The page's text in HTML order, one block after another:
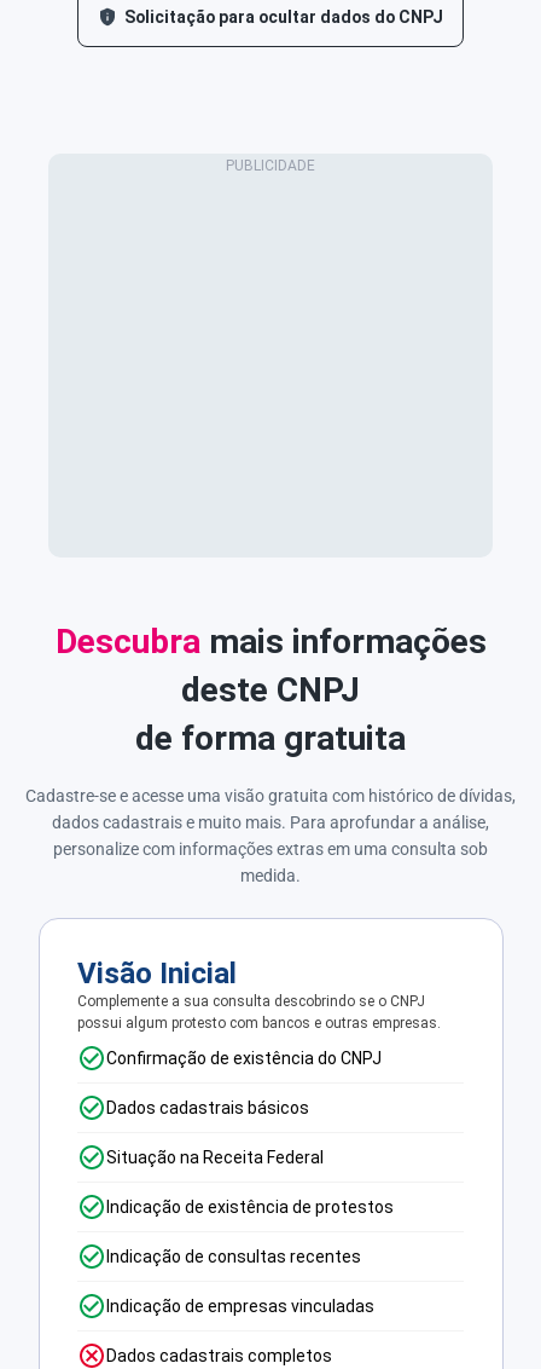
Solicitação para ocultar dados do CNPJ
Descubra mais informações
deste CNPJ
de forma gratuita
Cadastre-se e acesse uma visão gratuita com histórico de dívidas,
dados cadastrais e muito mais. Para aprofundar a análise,
personalize com informações extras em uma consulta sob
medida.
Visão Inicial
Complemente a sua consulta descobrindo se o CNPJ
possui algum protesto com bancos e outras empresas.
Confirmação de existência do CNPJ
Dados cadastrais básicos
Situação na Receita Federal
Indicação de existência de protestos
Indicação de consultas recentes
Indicação de empresas vinculadas
Dados cadastrais completos